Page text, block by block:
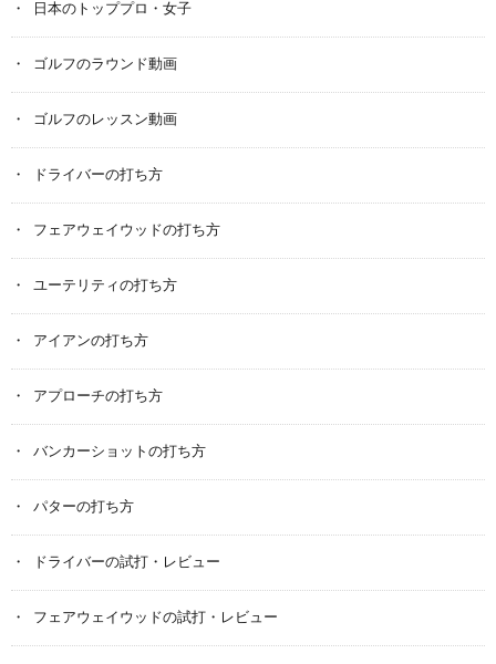
日本のトッププロ・女子
ゴルフのラウンド動画
ゴルフのレッスン動画
ドライバーの打ち方
フェアウェイウッドの打ち方
ユーテリティの打ち方
アイアンの打ち方
アプローチの打ち方
バンカーショットの打ち方
パターの打ち方
ドライバーの試打・レビュー
フェアウェイウッドの試打・レビュー